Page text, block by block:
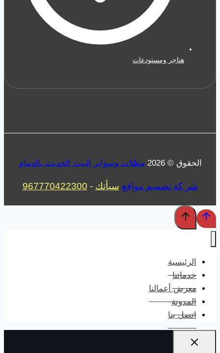
هناجر ومستودعات
الحقوق © 2026 مظلات وسواتر البيت الحديث بالدمام
شر كة تصميم مواقع سبأتك -
967770422300
الرئيسية
خدماتنا
معرض أعمالنا
المدونة
اتصل بنا